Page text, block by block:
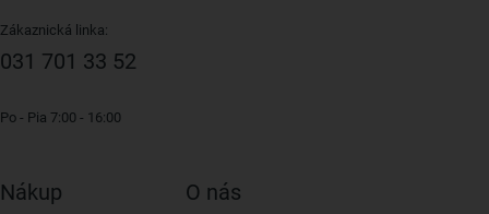
Zákaznická linka:
031 701 33 52
Po - Pia 7:00 - 16:00
Nákup O nás